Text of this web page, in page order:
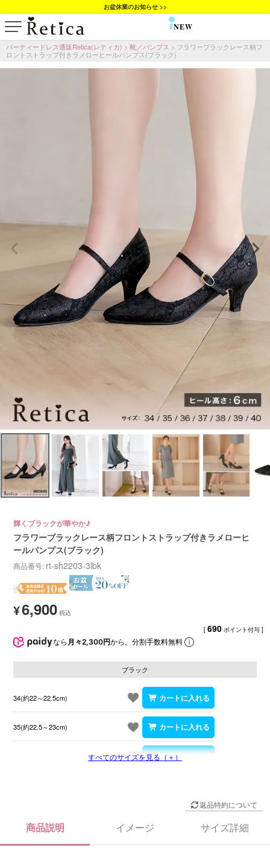
お盆休業のお知らせ >>
NEW
パーティードレス通販Retica(レティカ) 靴／パンプス
フラワーブラックレース柄フ
ロントストラップ付きラメローヒールパンプス(ブラック)
輝くブラックが華やか♪
フラワーブラックレース柄フロントストラップ付きラメローヒ
ールパンプス(ブラック)
商品番号 rt-sh2203-3lbk
¥6,900
[ 690 ポイント付与 ]
なら 月々2,300円から。分割手数料無料
ブラック
34(約22～22.5cm)
35(約22.5～23cm)
すべてのサイズを見る（＋）
返品特約について
商品説明 イメージ サイズ詳細